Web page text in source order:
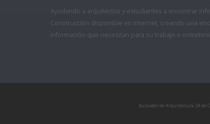
Ayudando a arquitectos y estudiantes a encontrar
Construcción disponible en Internet, creando una
información que necesitan para su trabajo o
Buscador de Arquitectura, SA de